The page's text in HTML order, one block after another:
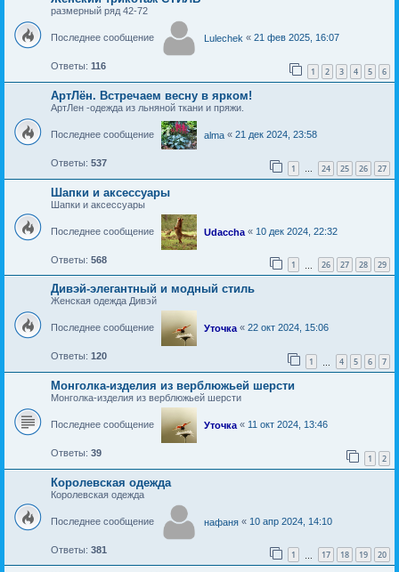
размерный ряд 42-72
Последнее сообщение Lulechek « 21 фев 2025, 16:07
Ответы: 116 1 2 3 4 5 6
АртЛён. Встречаем весну в ярком!
АртЛен -одежда из льняной ткани и пряжи.
Последнее сообщение alma « 21 дек 2024, 23:58
Ответы: 537 1 … 24 25 26 27
Шапки и аксессуары
Шапки и аксессуары
Последнее сообщение Udaccha « 10 дек 2024, 22:32
Ответы: 568 1 26 27 28 29
Дивэй-элегантный и модный стиль
Женская одежда Дивэй
Последнее сообщение Уточка « 22 окт 2024, 15:06
Ответы: 120 1 4 5 6 7
Монголка-изделия из верблюжьей шерсти
Монголка-изделия из верблюжьей шерсти
Последнее сообщение Уточка « 11 окт 2024, 13:46
Ответы: 39 1 2
Королевская одежда
Королевская одежда
Последнее сообщение нафаня « 10 апр 2024, 14:10
Ответы: 381 1 17 18 19 20